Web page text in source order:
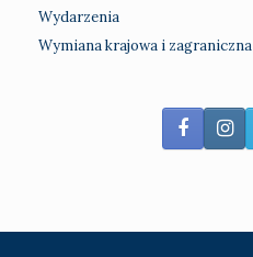
Wydarzenia
Wymiana krajowa i zagraniczna